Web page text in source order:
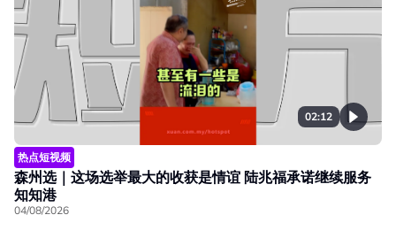
02:12
热点短视频
森州选｜这场选举最大的收获是情谊 陆兆福承诺继续服务
知知港
04/08/2026